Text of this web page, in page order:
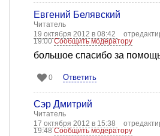
Евгений Белявский
Читатель
19 октября 2012 в 08:42
19:00Сообщить модератору
большое спасибо за
0 Ответить
Сэр Дмитрий
Читатель
17 октября 2012 в 15:38
19:48Сообщить модератору